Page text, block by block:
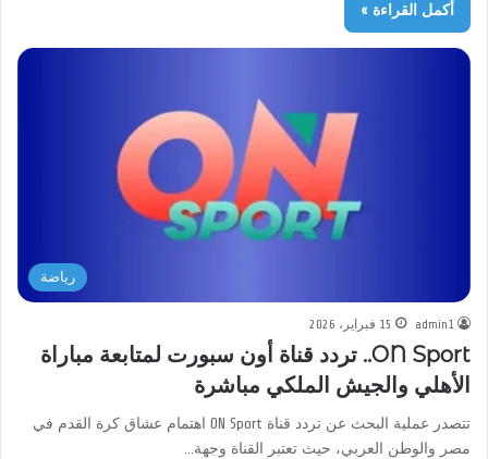
أكمل القراءة »
رياضة
admin1 15 فبراير، 2026
ON Sport.. تردد قناة أون سبورت لمتابعة مباراة
الأهلي والجيش الملكي مباشرة
تتصدر عملية البحث عن تردد قناة ON Sport اهتمام عشاق كرة القدم في
مصر والوطن العربي، حيث تعتبر القناة وجهة…